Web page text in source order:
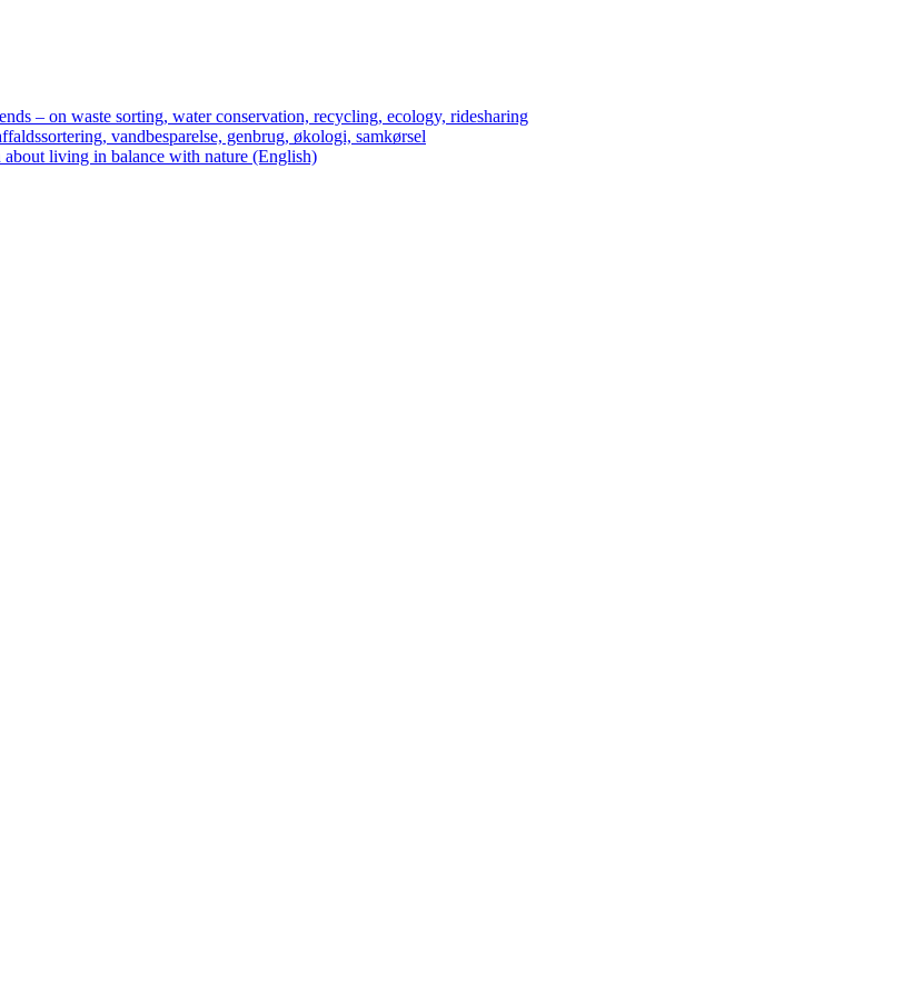
– on waste sorting, water conservation, recycling, ecology, ridesharing
vandbesparelse, genbrug, økologi, samkørsel
living in balance with nature (English)